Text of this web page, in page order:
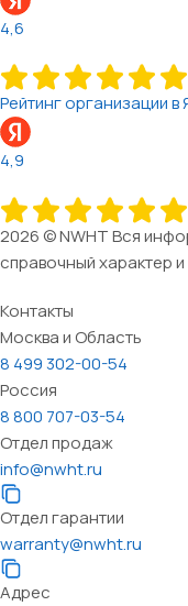
4,6
Рейтинг организации в
4,9
2026 © NWHT Вся
справочный характер
Контакты
Москва и Область
8 499 302-00-54
Россия
8 800 707-03-54
Отдел продаж
info@nwht.ru
Отдел гарантии
warranty@nwht.ru
Адрес